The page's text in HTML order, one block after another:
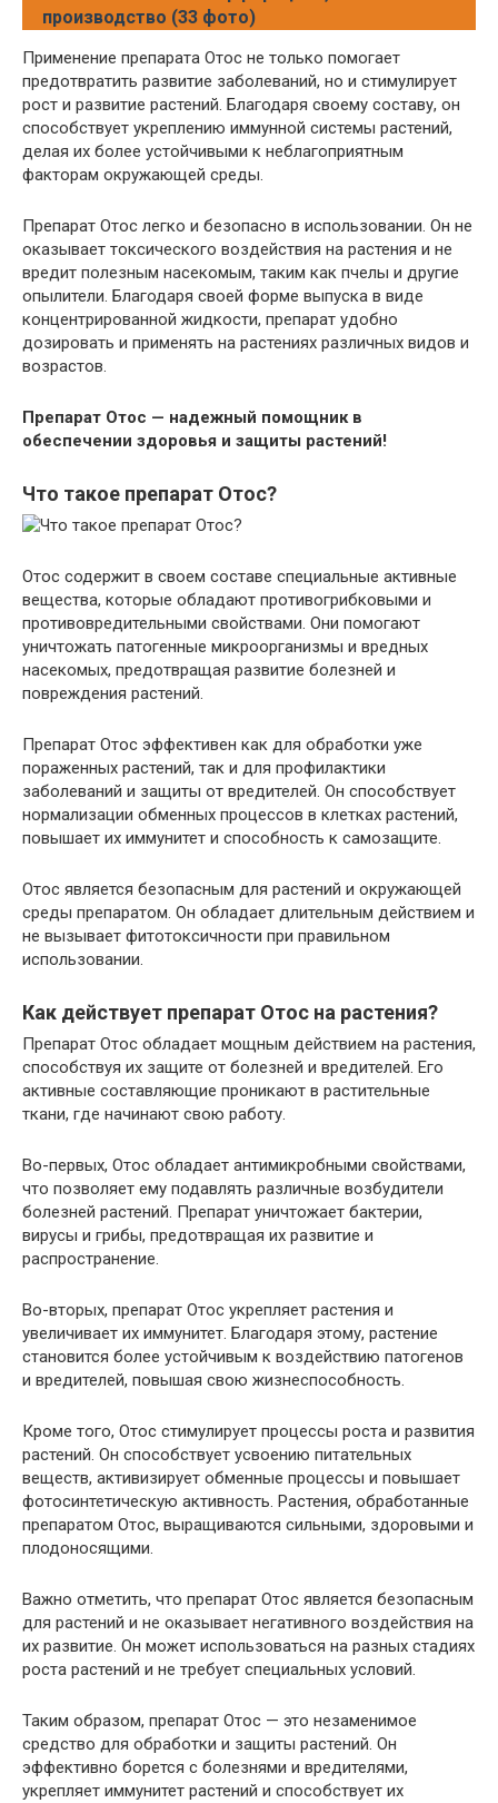
производство (33 фото)
Применение препарата Отос не только помогает
предотвратить развитие заболеваний, но и стимулирует
рост и развитие растений. Благодаря своему составу, он
способствует укреплению иммунной системы растений,
делая их более устойчивыми к неблагоприятным
факторам окружающей среды.
Препарат Отос легко и безопасно в использовании. Он не
оказывает токсического воздействия на растения и не
вредит полезным насекомым, таким как пчелы и другие
опылители. Благодаря своей форме выпуска в виде
концентрированной жидкости, препарат удобно
дозировать и применять на растениях различных видов и
возрастов.
Препарат Отос — надежный помощник в
обеспечении здоровья и защиты растений!
Что такое препарат Отос?
Отос содержит в своем составе специальные активные
вещества, которые обладают противогрибковыми и
противовредительными свойствами. Они помогают
уничтожать патогенные микроорганизмы и вредных
насекомых, предотвращая развитие болезней и
повреждения растений.
Препарат Отос эффективен как для обработки уже
пораженных растений, так и для профилактики
заболеваний и защиты от вредителей. Он способствует
нормализации обменных процессов в клетках растений,
повышает их иммунитет и способность к самозащите.
Отос является безопасным для растений и окружающей
среды препаратом. Он обладает длительным действием и
не вызывает фитотоксичности при правильном
использовании.
Как действует препарат Отос на растения?
Препарат Отос обладает мощным действием на растения,
способствуя их защите от болезней и вредителей. Его
активные составляющие проникают в растительные
ткани, где начинают свою работу.
Во-первых, Отос обладает антимикробными свойствами,
что позволяет ему подавлять различные возбудители
болезней растений. Препарат уничтожает бактерии,
вирусы и грибы, предотвращая их развитие и
распространение.
Во-вторых, препарат Отос укрепляет растения и
увеличивает их иммунитет. Благодаря этому, растение
становится более устойчивым к воздействию патогенов
и вредителей, повышая свою жизнеспособность.
Кроме того, Отос стимулирует процессы роста и развития
растений. Он способствует усвоению питательных
веществ, активизирует обменные процессы и повышает
фотосинтетическую активность. Растения, обработанные
препаратом Отос, выращиваются сильными, здоровыми и
плодоносящими.
Важно отметить, что препарат Отос является безопасным
для растений и не оказывает негативного воздействия на
их развитие. Он может использоваться на разных стадиях
роста растений и не требует специальных условий.
Таким образом, препарат Отос — это незаменимое
средство для обработки и защиты растений. Он
эффективно борется с болезнями и вредителями,
укрепляет иммунитет растений и способствует их